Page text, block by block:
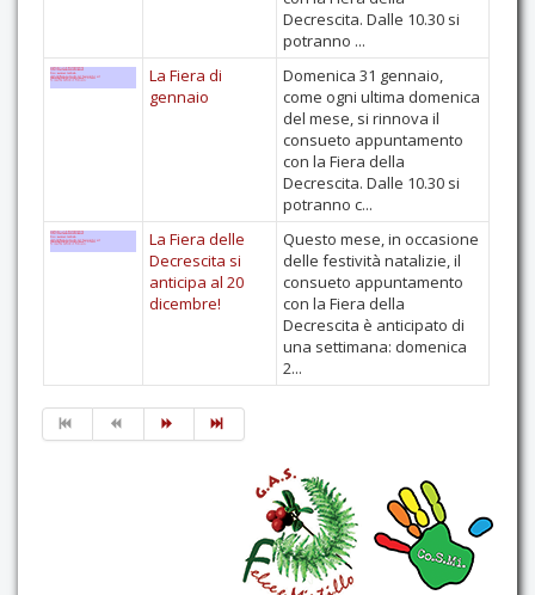
Decrescita. Dalle 10.30 si
potranno ...
La Fiera di
gennaio
Domenica 31 gennaio,
come ogni ultima domenica
del mese, si rinnova il
consueto appuntamento
con la Fiera della
Decrescita. Dalle 10.30 si
potranno c...
La Fiera delle
Decrescita si
anticipa al 20
dicembre!
Questo mese, in occasione
delle festività natalizie, il
consueto appuntamento
con la Fiera della
Decrescita è anticipato di
una settimana: domenica
2...